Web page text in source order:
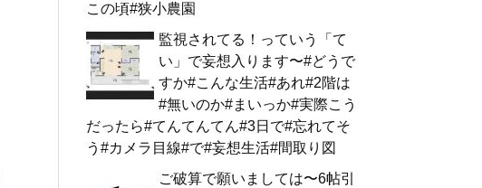
この頃#狭小農園
監視されてる！っていう「て
い」で妄想入ります〜#どうで
すか#こんな生活#あれ#2階は
#無いのか#まいっか#実際こう
だったら#てんてんてん#3日で#忘れてそ
う#カメラ目線#で#妄想生活#間取り図
ご破算で願いましては〜6帖引